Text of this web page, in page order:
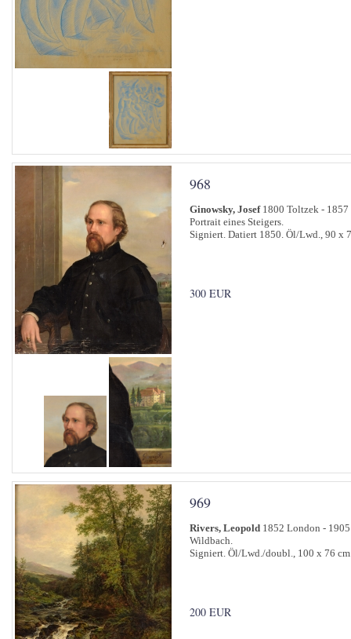
968
Ginowsky, Josef1800 Toltzek - 1857
Portrait eines Steigers.
Signiert. Datiert 1850. Öl/Lwd., 90 x
300 EUR
969
Rivers, Leopold 1852 London -
Wildbach.
Signiert. Öl/Lwd./doubl., 100 x 76
200 EUR